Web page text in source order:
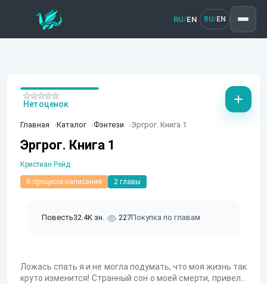
RU/EN RU/ EN
Главная Каталог Фэнтези Эргрог. Книга 1
Эргрог. Книга 1
Кристиан Рейд
В процессе написания 2 главы
Повесть32.4K зн. 227Покупка по главам
Нет оценок
Ложась спать я и не могла подумать, что моя жизнь так
круто изменится! Странный сон о моей смерти, привел к